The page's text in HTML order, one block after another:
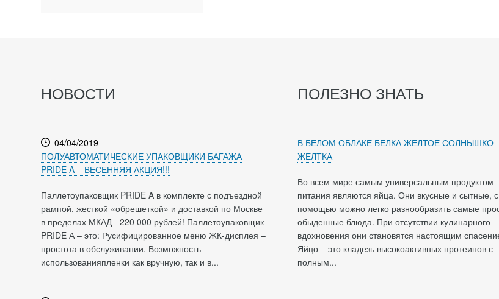
НОВОСТИ
04/04/2019
ПОЛУАВТОМАТИЧЕСКИЕ УПАКОВЩИКИ БАГАЖА
PRIDE A – ВЕСЕННЯЯ АКЦИЯ!!!
Паллетоупаковщик PRIDE A в комплекте с подъездной
рампой, жесткой «обрешеткой» и доставкой по Москве
в пределах МКАД - 220 000 рублей! Паллетоупаковщик
PRIDE А – это: Русифицированное меню ЖК-дисплея –
простота в обслуживании. Возможность
использованияпленки как вручную, так и в...
ПОЛЕЗНО ЗНАТЬ
В БЕЛОМ ОБЛАКЕ БЕЛКА ЖЕЛТОЕ СОЛНЫШКО
ЖЕЛТКА
Во всем мире самым универсальным продуктом
питания являются яйца. Они вкусные и сытные,
помощью можно легко разнообразить самые
обыденные блюда. При отсутствии кулинарного
вдохновения они становятся настоящим
Яйцо – это кладезь высокоактивных протеинов с
полным...